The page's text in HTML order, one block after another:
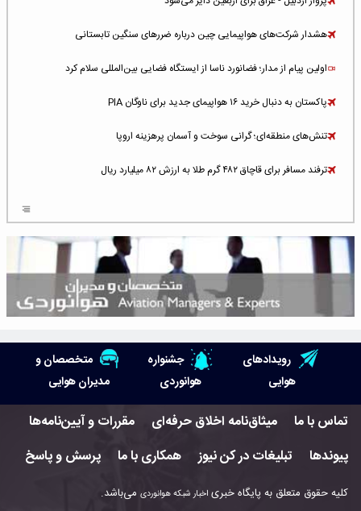
هشدار شرکت‌های هواپیمایی چین درباره ضررهای سنگین تابستانی
اولین پیام از مدار؛ فضانورد ناسا از ایستگاه فضایی بین‌المللی سلام کرد
پاکستان به دنبال خرید ۱۶ هواپیمای جدید برای ناوگان PIA
تنش‌های منطقه‌ای؛ گرانی سوخت و آسمان پرهزینه اروپا
ترفند مسافر برای قاچاق ۴۸۲ گرم طلا به ارزش ۸۲ میلیارد ریال
شلوغ‌ترین فرودگاه‌های اروپا در ۲۰۲۵: لندن، استانبول و پاریس
پخش زنده پرواز سیزدهم موشک استارشیپ اسپیس‌ایکس [جمعه ساعت ۰۱:۴۵]
هوش مصنوعی وارد تعمیر و بازرسی موتورهای هواپیما شد
حمله هوایی به تأسیسات فرودگاه سمنان
استخدام در صنعت هوانوردی کانادا با آموزش رایگان و حقوق ۱۲۷ هزار دلاری
رویدادهای
هوایی
جشنواره
هوانوردی
متخصصان و
مدیران هوایی
تماس با ما میثاق‌نامه اخلاق حرفه‌ای
مقررات و آیین‌نامه‌ها
پیوندها
تبلیغات در کن نیوز همکاری با ما پرسش و پاسخ
کلیه حقوق متعلق به پایگاه خبری اخبار شبکه هوانوردی می‌باشد.